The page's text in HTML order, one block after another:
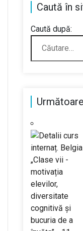
Caută în
Caută după: